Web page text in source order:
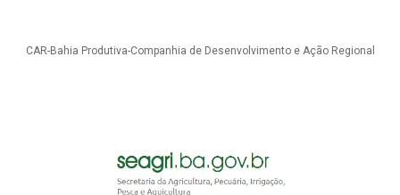
CAR-Bahia Produtiva-Companhia de Desenvolvimento e Ação Regional